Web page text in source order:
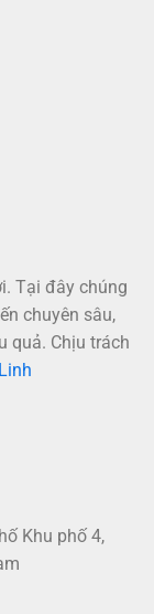
Tại đây chúng
chuyên sâu,
quả. Chịu trách
Khu phố 4,